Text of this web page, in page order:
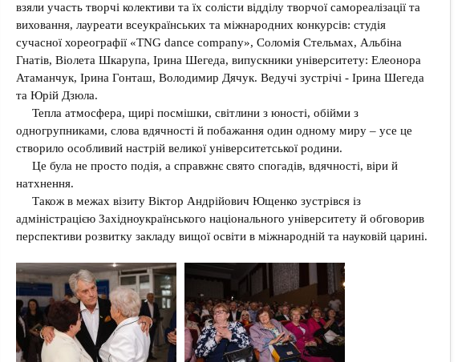
взяли участь творчі колективи та їх солісти відділу творчої самореалізації та
виховання, лауреати всеукраїнських та міжнародних конкурсів: студія
сучасної хореографії «TNG dance company», Соломія Стельмах, Альбіна
Гнатів, Віолета Шкарупа, Ірина Шегеда, випускники університету: Елеонора
Атаманчук, Ірина Гонташ, Володимир Дячук. Ведучі зустрічі - Ірина Шегеда
та Юрій Дзюла.
Тепла атмосфера, щирі посмішки, світлини з юності, обійми з
одногрупниками, слова вдячності й побажання один одному миру ‒ усе це
створило особливий настрій великої університетської родини.
Це була не просто подія, а справжнє свято спогадів, вдячності, віри й
натхнення.
Також в межах візиту Віктор Андрійович Ющенко зустрівся із
адміністрацією Західноукраїнського національного університету й обговорив
перспективи розвитку закладу вищої освіти в міжнародній та науковій царині.